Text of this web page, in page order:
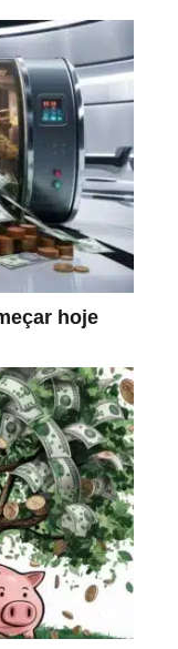
hoje